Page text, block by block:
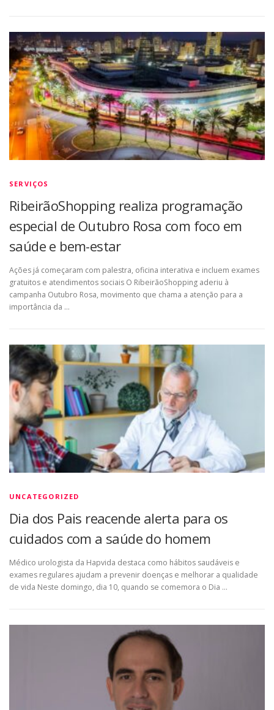
SERVIÇOS
RibeirãoShopping realiza programação
especial de Outubro Rosa com foco em
saúde e bem-estar
Ações já começaram com palestra, oficina interativa e incluem exames
gratuitos e atendimentos sociais O RibeirãoShopping aderiu à
campanha Outubro Rosa, movimento que chama a atenção para a
importância da …
UNCATEGORIZED
Dia dos Pais reacende alerta para os
cuidados com a saúde do homem
Médico urologista da Hapvida destaca como hábitos saudáveis e
exames regulares ajudam a prevenir doenças e melhorar a qualidade
de vida Neste domingo, dia 10, quando se comemora o Dia …